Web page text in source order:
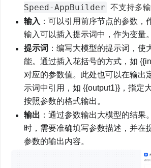
Speed-AppBuilder
不支持多输
输入 ：可以引用前序节点的参数，
输入可以插入提示词中，作为变量。
提示词 ：编写大模型的提示词，使
能。通过插入花括号的方式，如
对应的参数值。此处也可以在输出
示词中引用，如 {{output1}}，指定
按照参数的格式输出。
输出 ：通过参数输出大模型的结果
时，需要准确填写参数描述，并在
参数的输出内容。